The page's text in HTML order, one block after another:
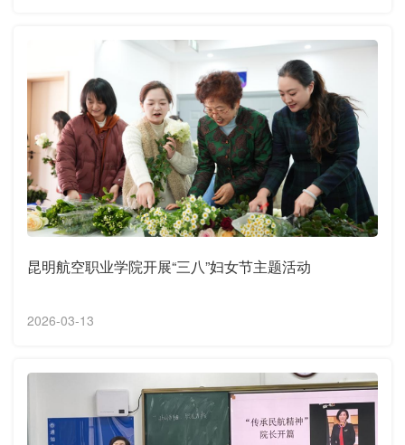
昆明航空职业学院开展“三八”妇女节主题活动
2026-03-13